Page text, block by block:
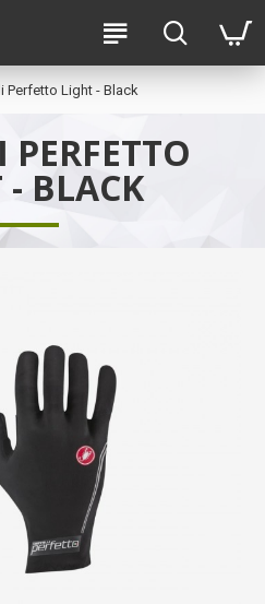
Perfetto Light - Black
PERFETTO
- BLACK